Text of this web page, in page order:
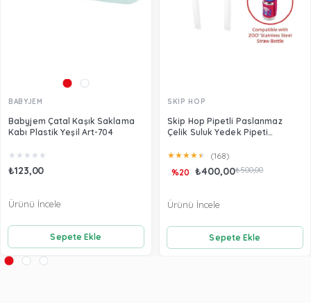
BABYJEM
Babyjem Çatal Kaşık Saklama
Kabı Plastik Yeşil Art-704
★ ★ ★ ★ ★
₺123,00
Sepete Ekle
Ürünü İncele
SKIP HOP
Skip Hop Pipetli Paslanmaz
Çelik Suluk Yedek Pipeti
★★★★★ (168)
₺400,00₺500,00
%20
Sepete Ekle
Ürünü İncele